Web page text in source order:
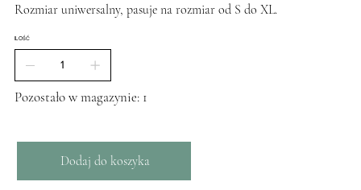
Rozmiar uniwersalny, pasuje na rozmiar od S do XL.
ILOŚĆ
Pozostało w magazynie: 1
Dodaj do koszyka